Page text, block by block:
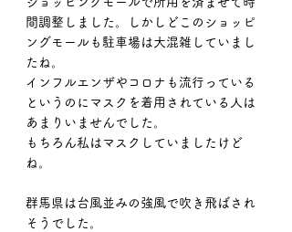
間調整しました。しかしどこのショッピ
ングモールも駐車場は大混雑していまし
たね。
インフルエンザやコロナも流行っている
というのにマスクを着用されている人は
あまりいませんでした。
もちろん私はマスクしていましたけど
ね。
群馬県は台風並みの強風で吹き飛ばされ
そうでした。